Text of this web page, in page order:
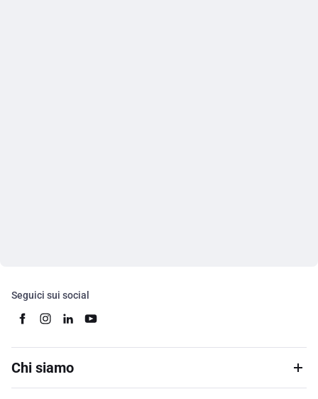
Seguici sui social
Chi siamo